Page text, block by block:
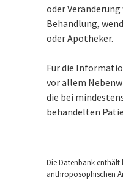
oder
Behandlung,
oder Apotheker.
Für die
vor allem
die bei
behandelten
Die Datenbank
anthroposophischen